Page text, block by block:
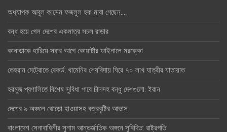
অধ্যাপক আবুল কাসেম ফজলুল হক মারা গেছেন….
বন্ধ হয়ে গেল দেশের একমাত্র সচল রাডার
কানাডাকে হারিয়ে সবার আগে কোয়ার্টার ফাইনালে মরক্কো
তেহরান মেট্রোতে রেকর্ড: খামেনির শেষবিদায় ঘিরে ৭০ লাখ যাত্রীর যাতায়াত
হরমুজ প্রণালিতে বিশেষ সুবিধা পাবে চীনসহ বন্ধু দেশগুলো: ইরান
দেশের ৯ অঞ্চলে ঝোড়ো হাওয়াসহ বজ্রবৃষ্টির আভাস
বাংলাদেশ সেনাবাহিনীর সুনাম আন্তর্জাতিক অঙ্গনে সুবিদিত: রাষ্ট্রপতি